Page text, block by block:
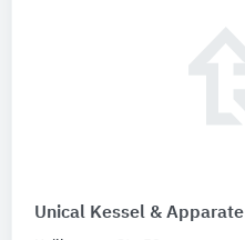
Unical Kessel & Apparate